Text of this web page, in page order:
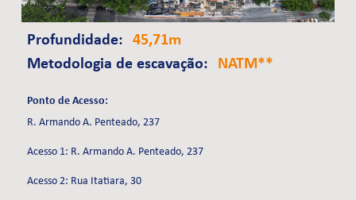
Profundidade:
45,71m
Metodologia de escavação:
NATM**
Ponto de Acesso:
R. Armando A. Penteado, 237
Acesso 1: R. Armando A. Penteado, 237
Acesso 2: Rua Itatiara, 30